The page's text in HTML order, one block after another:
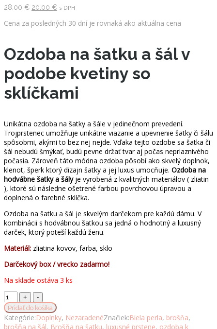
28.00€ Pôvodná
bola:
28.00 €.
20.00 € Aktuálna
je:
20.00 €.
s DPH
Cena za posledných 30 dní je rovnaká ako aktuálna cena
Ozdoba na šatku a šál v
podobe kvetiny so
sklíčkami
Unikátna ozdoba na šatky a šále v jedinečnom prevedení.
Trojprstenec umožňuje unikátne viazanie a upevnenie šatky či šálu
spôsobmi, akými to bez nej nejde. Vďaka tejto ozdobe sa šatka či
šál nebudú šmýkať, budú pevne držať tvar aj počas nepriaznivého
počasia. Zároveň táto módna ozdoba pôsobí ako skvelý doplnok,
klenot, šperk ktorý dizajn šatky a jej luxus umocňuje. Ozdoba na
hodvábne šatky a šályje vyrobená z kvalitných materiálov ( zliatin
), ktoré sú následne ošetrené farbou povrchovou úpravou a
doplnená o farebné sklíčka.
Ozdoba na šatku a šál je skvelým darčekom pre každú dámu. V
kombinácii s hodvábnou šatkou sa jedná o hodnotný a luxusný
darček, ktorý poteší každú ženu.
Materiál: zliatina kovov, farba, sklo
Darčekový box / vrecko zadarmo!
Na sklade ostáva 3 ks
Ozdoba
na
šatku
a
Pridať do košíka
Kategórie:Doplnky, NezaradenéZnačiek:Biela perla, brošňa,
brošňa na šál, Brošňa na šatku, luxusné prstene, ozdoba k